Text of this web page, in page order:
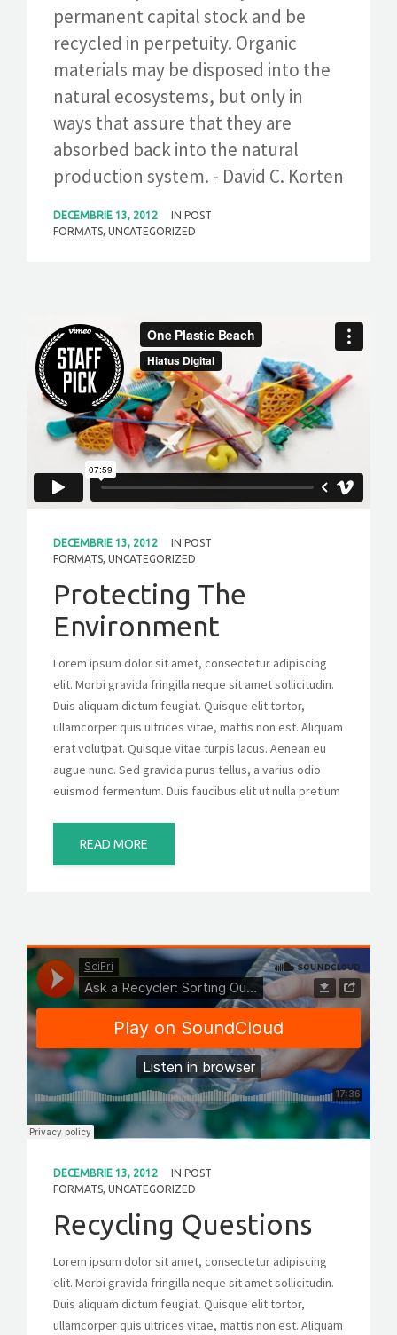
permanent capital stock and be
recycled in perpetuity. Organic
materials may be disposed into the
natural ecosystems, but only in
ways that assure that they are
absorbed back into the natural
production system. - David C. Korten
DECEMBRIE 13, 2012 IN POST
FORMATS, UNCATEGORIZED
DECEMBRIE 13, 2012 IN POST
FORMATS, UNCATEGORIZED
Protecting The
Environment
Lorem ipsum dolor sit amet, consectetur adipiscing
elit. Morbi gravida fringilla neque sit amet sollicitudin.
Duis aliquam dictum feugiat. Quisque elit tortor,
ullamcorper quis ultrices vitae, mattis non est. Aliquam
erat volutpat. Quisque vitae turpis lacus. Aenean eu
augue nunc. Sed gravida purus tellus, a varius odio
euismod fermentum. Duis faucibus elit ut nulla pretium
READ MORE
DECEMBRIE 13, 2012 IN POST
FORMATS, UNCATEGORIZED
Recycling Questions
Lorem ipsum dolor sit amet, consectetur adipiscing
elit. Morbi gravida fringilla neque sit amet sollicitudin.
Duis aliquam dictum feugiat. Quisque elit tortor,
ullamcorper quis ultrices vitae, mattis non est. Aliquam